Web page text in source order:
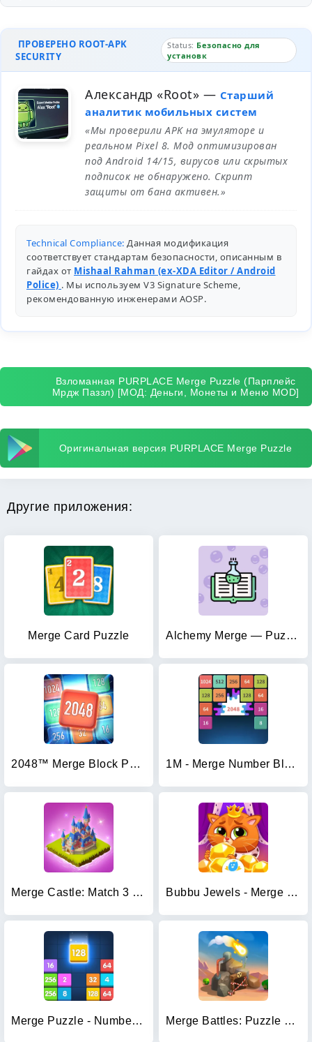
ПРОВЕРЕНО ROOT-APK
SECURITY
Status: Безопасно для
установк
Александр «Root» — Старший
аналитик мобильных систем
«Мы проверили APK на эмуляторе и
реальном Pixel 8. Мод оптимизирован
под Android 14/15, вирусов или скрытых
подписок не обнаружено. Скрипт
защиты от бана активен.»
Technical Compliance: Данная модификация
соответствует стандартам безопасности, описанным в
гайдах от Mishaal Rahman (ex-XDA Editor / Android
Police) . Мы используем V3 Signature Scheme,
рекомендованную инженерами AOSP.
Взломанная PURPLACE Merge Puzzle (Парплейс
Мрдж Паззл) [МОД: Деньги, Монеты и Меню MOD]
Оригинальная версия PURPLACE Merge Puzzle
Другие приложения:
Merge Card Puzzle Alchemy Merge — Puzzle Game
2048™ Merge Block Puzzle 1M - Merge Number Block Puzzle
Merge Castle: Match 3 Puzzle Bubbu Jewels - Merge Puzzle
Merge Puzzle - Number Games Merge Battles: Puzzle Combat